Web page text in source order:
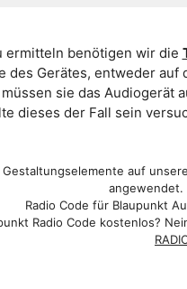
ermitteln benötigen wir die
des Gerätes, entweder
sie das Audiogerät
dieses der Fall sein
auf
angewendet.
Radio Code für Blaupunkt
Radio Code kostenlos?